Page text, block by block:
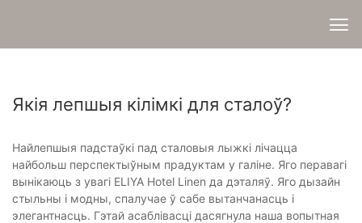
Якія лепшыя кілімкі для сталоў?
Найлепшыя падстаўкі пад сталовыя лыжкі лічацца
найбольш перспектыўным прадуктам у галіне. Яго перавагі
вынікаюць з увагі ELIYA Hotel Linen да дэталяў. Яго дызайн
стыльны і модны, спалучае ў сабе вытанчанасць і
элегантнасць. Гэтай асаблівасці дасягнула наша вопытная